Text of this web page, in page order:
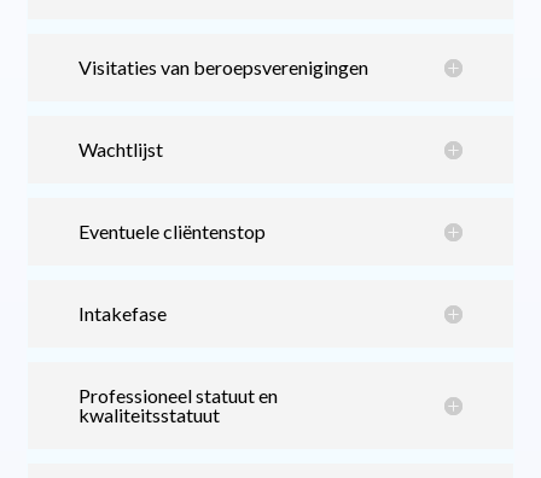
Visitaties van beroepsverenigingen
Wachtlijst
Eventuele cliëntenstop
Intakefase
Professioneel statuut en
kwaliteitsstatuut